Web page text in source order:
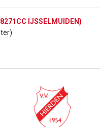
IJSSELMUIDEN)